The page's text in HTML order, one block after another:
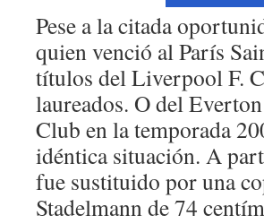
Pese a la citada
quien venció al París
títulos del Liverpool F.
laureados. O del
Club en la temporada
idéntica situación. A
fue sustituido por una
Stadelmann de 74